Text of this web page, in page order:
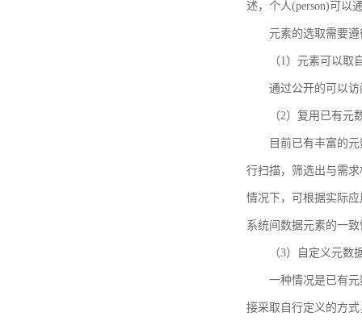
述，个人(person)可以
元素的选取需要
（1）元素可以取
通过公开的可以
（2）复用已有元
目前已有丰富的
行扫描，筛选出与需
情况下，可根据实际
系统间数据元素的一致
（3）自定义元数
一种情况是已有
接采取自行定义的方